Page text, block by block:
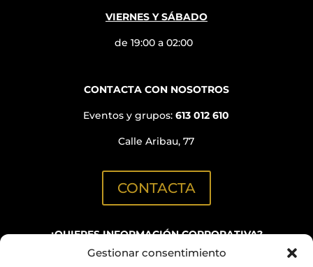
Gestionar consentimiento
VIERNES Y SÁBADO
de 19:00 a 02:00
CONTACTA CON NOSOTROS
Eventos y grupos: 613 012 610
Calle Aribau, 77
CONTACTA
¿QUIERES INFORMACIÓN CORPORATIVA?
C/ Aribau, 152 (Oficinas BN GRUP)